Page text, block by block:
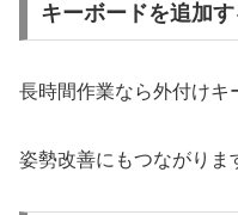
キーボードを追加す
長時間作業なら外付けキ
姿勢改善にもつながりま